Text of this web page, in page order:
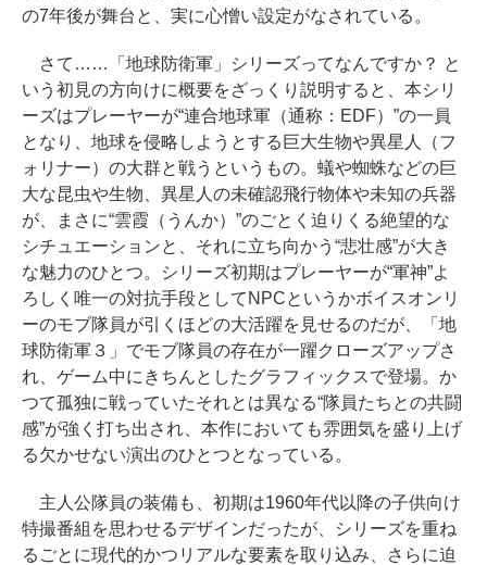
の7年後が舞台と、実に心憎い設定がなされている。
さて……「地球防衛軍」シリーズってなんですか？ と
いう初見の方向けに概要をざっくり説明すると、本シリ
ーズはプレーヤーが“連合地球軍（通称：EDF）”の一員
となり、地球を侵略しようとする巨大生物や異星人（フ
ォリナー）の大群と戦うというもの。蟻や蜘蛛などの巨
大な昆虫や生物、異星人の未確認飛行物体や未知の兵器
が、まさに“雲霞（うんか）”のごとく迫りくる絶望的な
シチュエーションと、それに立ち向かう“悲壮感”が大き
な魅力のひとつ。シリーズ初期はプレーヤーが“軍神”よ
ろしく唯一の対抗手段としてNPCというかボイスオンリ
ーのモブ隊員が引くほどの大活躍を見せるのだが、「地
球防衛軍３」でモブ隊員の存在が一躍クローズアップさ
れ、ゲーム中にきちんとしたグラフィックスで登場。か
つて孤独に戦っていたそれとは異なる“隊員たちとの共闘
感”が強く打ち出され、本作においても雰囲気を盛り上げ
る欠かせない演出のひとつとなっている。
主人公隊員の装備も、初期は1960年代以降の子供向け
特撮番組を思わせるデザインだったが、シリーズを重ね
るごとに現代的かつリアルな要素を取り込み、さらに迫